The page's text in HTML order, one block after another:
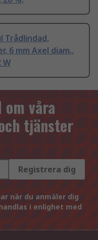
Trådlindad,
6 mm Axel diam.,
W
våra
tjänster
Registrera dig
när du anmäler dig
i enlighet med